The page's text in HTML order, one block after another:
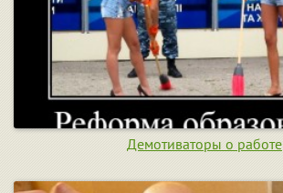
Демотиваторы о работе